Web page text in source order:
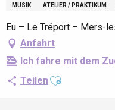
MUSIK
ATELIER / PRAKTIKUM
Eu – Le Tréport – Mers-
Anfahrt
Ich fahre mit dem
TeilenAjouter aux